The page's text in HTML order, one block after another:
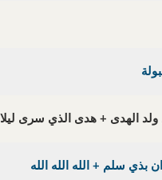
ولد الهدى + هدى الذي سرى ليلا
بذي سلم + الله الله الله